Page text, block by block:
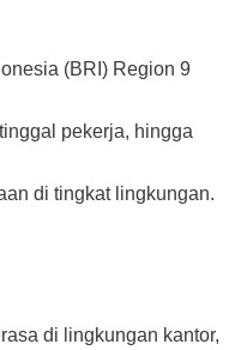
(BRI) Region 9
pekerja, hingga
di tingkat lingkungan.
di lingkungan kantor,